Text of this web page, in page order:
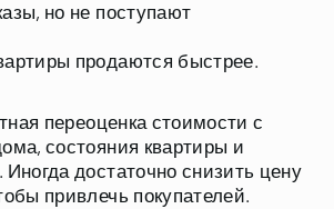
но не поступают
продаются быстрее.
переоценка стоимости с
состояния квартиры и
Иногда достаточно снизить цену
привлечь покупателей.